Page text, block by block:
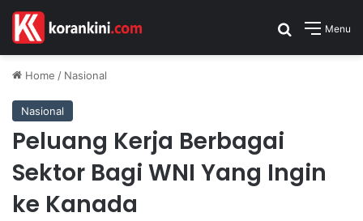
Menu
Search for
Home / Nasional
Nasional
Peluang Kerja Berbagai
Sektor Bagi WNI Yang Ingin
ke Kanada